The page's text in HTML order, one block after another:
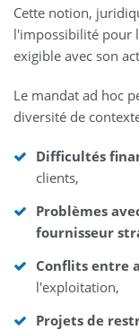
Cette notion,
l'impossibilité pour
exigible avec son
Le mandat ad hoc
diversité de
Difficultés
clients,
Problèmes
fournisseur
Conflits entre
l'exploitation,
Projets de